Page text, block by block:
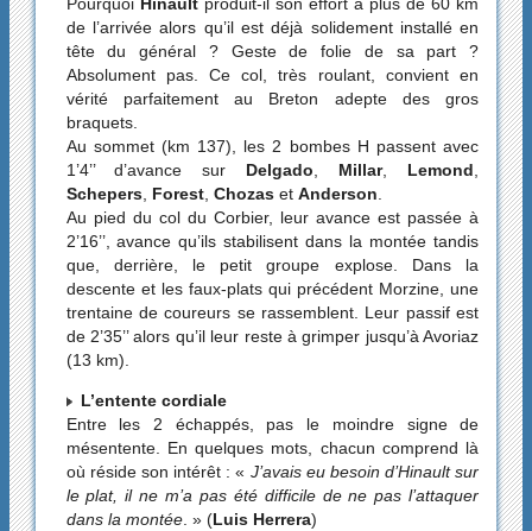
de l’arrivée alors qu’il est déjà solidement installé en
tête du général ? Geste de folie de sa part ?
Absolument pas. Ce col, très roulant, convient en
vérité parfaitement au Breton adepte des gros
braquets.
Au sommet (km 137), les 2 bombes H passent avec
1’4’’ d’avance sur Delgado Millar, Lemond
Schepers, Forest, Chozaset Anderson
Au pied du col du Corbier, leur avance est passée à
2’16’’, avance qu’ils stabilisent dans la montée tandis
que, derrière, le petit groupe explose. Dans la
descente et les faux-plats qui précédent Morzine, une
trentaine de coureurs se rassemblent. Leur passif est
de 2’35’’ alors qu’il leur reste à grimper jusqu’à Avoriaz
(13 km).
L’entente cordiale
Entre les 2 échappés, pas le moindre signe de
mésentente. En quelques mots, chacun comprend là
où réside son intérêt : « J’avais eu besoin d’Hinault sur
le plat, il ne m’a pas été difficile de ne pas l’attaquer
dans la montée. » (Luis Herrera)